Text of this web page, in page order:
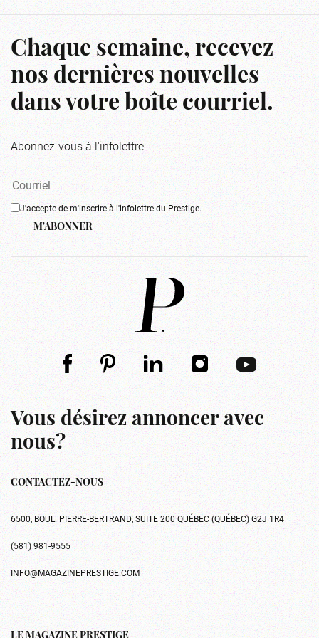
Chaque semaine, recevez
nos dernières nouvelles
dans votre boîte courriel.
Abonnez-vous à l'infolettre
J'accepte de m'inscrire à l'infolettre du Prestige.
M'ABONNER
Vous désirez annoncer avec
nous?
CONTACTEZ-NOUS
6500, BOUL. PIERRE-BERTRAND, SUITE 200 QUÉBEC (QUÉBEC) G2J 1R4
(581) 981-9555
INFO@MAGAZINEPRESTIGE.COM